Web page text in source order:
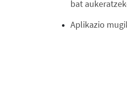
bat
Aplikazio